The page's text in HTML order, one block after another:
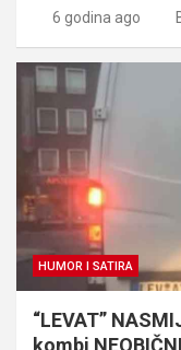
6 godina ago
HUMOR I SATIRA
“LEVAT”